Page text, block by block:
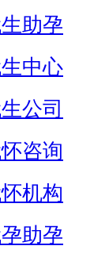
助孕
中心
公司
咨询
机构
助孕